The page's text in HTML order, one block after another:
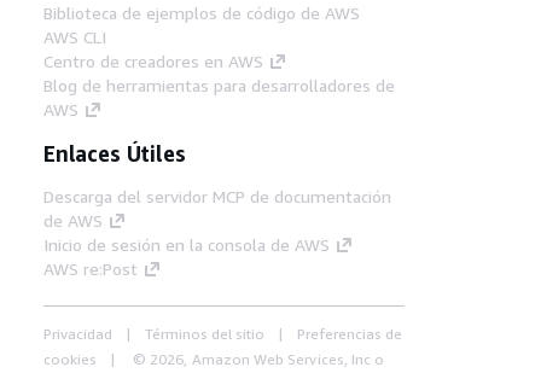
Biblioteca de ejemplos de código de AWS
AWS CLI
Centro de creadores en AWS
Blog de herramientas para desarrolladores de
AWS
Enlaces Útiles
Descarga del servidor MCP de documentación
de AWS
Inicio de sesión en la consola de AWS
AWS re:Post
Privacidad Términos del sitio
Preferencias de
cookies
© 2026, Amazon Web Services, Inc o